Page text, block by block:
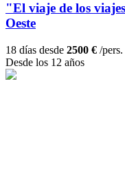
"El viaje de los
Oeste
18 días desde 2500 € /pers.
Desde los 12 años